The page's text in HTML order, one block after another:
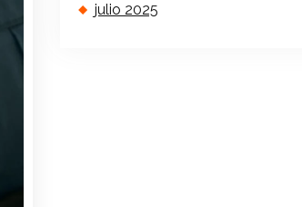
julio 2025